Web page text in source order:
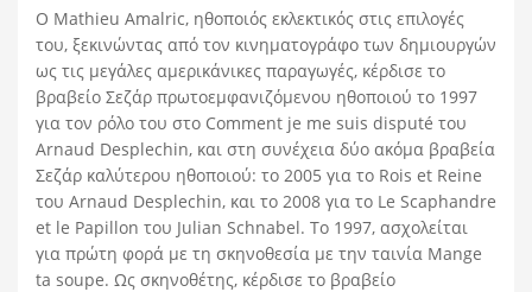
Ο Mathieu Amalric, ηθοποιός εκλεκτικός στις επιλογές
του, ξεκινώντας από τον κινηματογράφο των δημιουργών
ως τις μεγάλες αμερικάνικες παραγωγές, κέρδισε το
βραβείο Σεζάρ πρωτοεμφανιζόμενου ηθοποιού το 1997
για τον ρόλο του στο Comment je me suis disputé του
Arnaud Desplechin, και στη συνέχεια δύο ακόμα βραβεία
Σεζάρ καλύτερου ηθοποιού: το 2005 για το Rois et Reine
του Arnaud Desplechin, και το 2008 για το Le Scaphandre
et le Papillon του Julian Schnabel. Το 1997, ασχολείται
για πρώτη φορά με τη σκηνοθεσία με την ταινία Mange
ta soupe. Ως σκηνοθέτης, κέρδισε το βραβείο